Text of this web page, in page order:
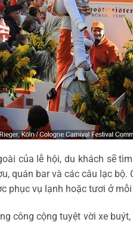
của lễ hội, du khách sẽ
quán bar và các câu lạc
phục vụ lạnh hoặc tươi ở mỗi
công cộng tuyệt vời xe